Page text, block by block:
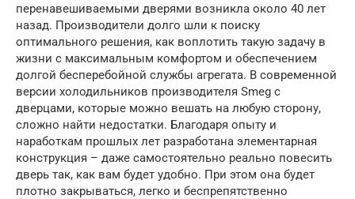
перенавешиваемыми дверями возникла около 40 лет
назад. Производители долго шли к поиску
оптимального решения, как воплотить такую задачу в
жизни с максимальным комфортом и обеспечением
долгой бесперебойной службы агрегата. В современной
версии холодильников производителя Smeg с
дверцами, которые можно вешать на любую сторону,
сложно найти недостатки. Благодаря опыту и
наработкам прошлых лет разработана элементарная
конструкция – даже самостоятельно реально повесить
дверь так, как вам будет удобно. При этом она будет
плотно закрываться, легко и беспрепятственно